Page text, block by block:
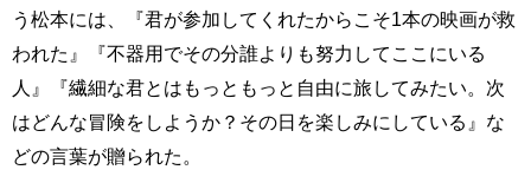
う松本には、『君が参加してくれたからこそ1本の映画が救
われた』『不器用でその分誰よりも努力してここにいる
人』『繊細な君とはもっともっと自由に旅してみたい。次
はどんな冒険をしようか？その日を楽しみにしている』な
どの言葉が贈られた。